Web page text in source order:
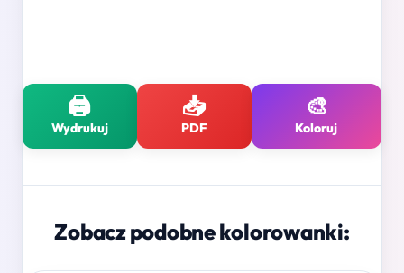
🖨️
Wydrukuj
📥
PDF
🎨
Koloruj
Zobacz podobne kolorowanki: